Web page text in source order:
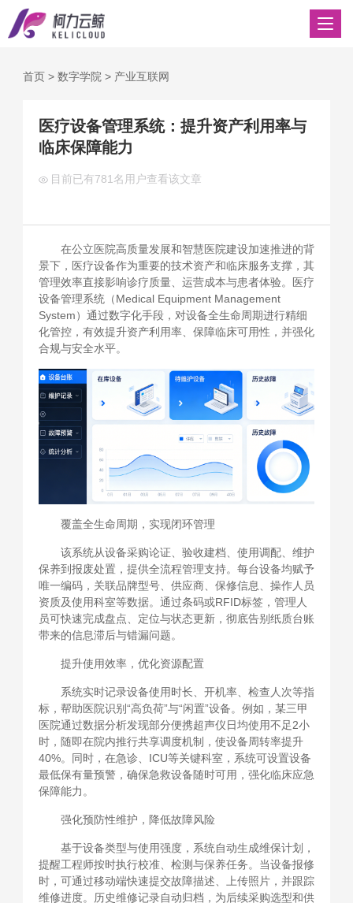
首页> 数字学院 > 产业互联网
医疗设备管理系统：提升资产利用率与
临床保障能力
目前已有781名用户查看该文章
在公立医院高质量发展和智慧医院建设加速推进的背
景下，医疗设备作为重要的技术资产和临床服务支撑，其
管理效率直接影响诊疗质量、运营成本与患者体验。医疗
设备管理系统（Medical Equipment Management
System）通过数字化手段，对设备全生命周期进行精细
化管控，有效提升资产利用率、保障临床可用性，并强化
合规与安全水平。
覆盖全生命周期，实现闭环管理
该系统从设备采购论证、验收建档、使用调配、维护
保养到报废处置，提供全流程管理支持。每台设备均赋予
唯一编码，关联品牌型号、供应商、保修信息、操作人员
资质及使用科室等数据。通过条码或RFID标签，管理人
员可快速完成盘点、定位与状态更新，彻底告别纸质台账
带来的信息滞后与错漏问题。
提升使用效率，优化资源配置
系统实时记录设备使用时长、开机率、检查人次等指
标，帮助医院识别“高负荷”与“闲置”设备。例如，某三甲
医院通过数据分析发现部分便携超声仪日均使用不足2小
时，随即在院内推行共享调度机制，使设备周转率提升
40%。同时，在急诊、ICU等关键科室，系统可设置设备
最低保有量预警，确保急救设备随时可用，强化临床应急
保障能力。
强化预防性维护，降低故障风险
基于设备类型与使用强度，系统自动生成维保计划，
提醒工程师按时执行校准、检测与保养任务。当设备报修
时，可通过移动端快速提交故障描述、上传照片，并跟踪
维修进度。历史维修记录自动归档，为后续采购选型和供